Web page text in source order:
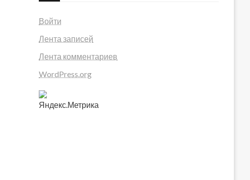
Войти
Лента записей
Лента комментариев
WordPress.org